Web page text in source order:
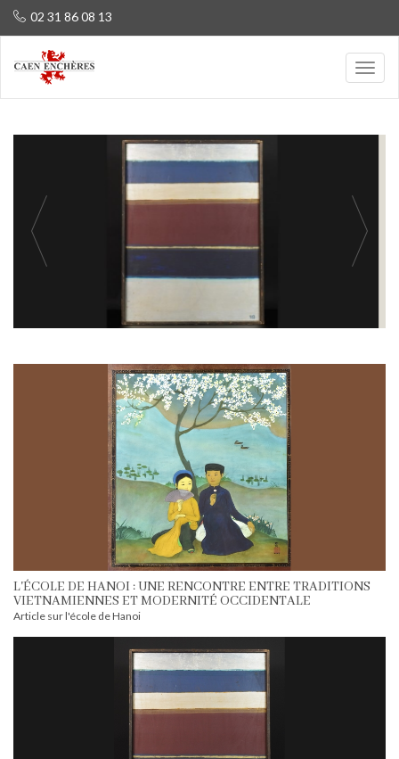
02 31 86 08 13
L'ÉCOLE DE HANOI : UNE RENCONTRE ENTRE TRADITIONS
VIETNAMIENNES ET MODERNITÉ OCCIDENTALE
Article sur l'école de Hanoi